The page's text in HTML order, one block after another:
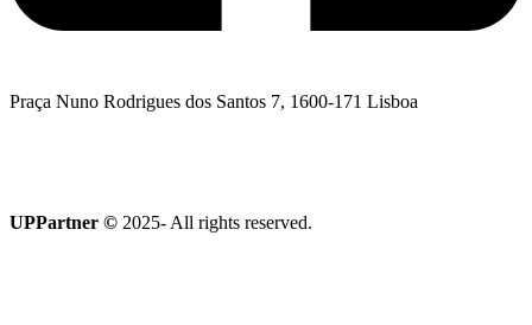
Praça Nuno Rodrigues dos Santos 7, 1600-171 Lisboa
UPPartner © 2025- All rights reserved.